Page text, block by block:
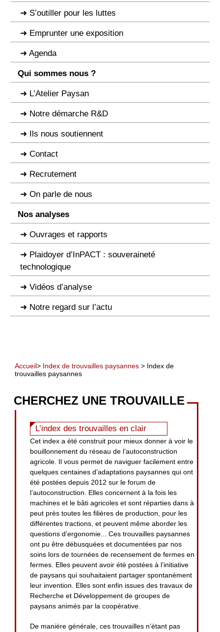
S’outiller pour les luttes
Emprunter une exposition
Agenda
Qui sommes nous ?
L’Atelier Paysan
Notre démarche R&D
Ils nous soutiennent
Contact
Recrutement
On parle de nous
Nos analyses
Ouvrages et rapports
Plaidoyer d’InPACT : souveraineté
technologique
Vidéos d’analyse
Notre regard sur l’actu
Accueil> Index de trouvailles paysannes > Index de
trouvailles paysannes
CHERCHEZ UNE TROUVAILLE
L’index des trouvailles en clair
Cet index a été construit pour mieux donner à voir le
bouillonnement du réseau de l’autoconstruction
agricole. Il vous permet de naviguer facilement entre
quelques centaines d’adaptations paysannes qui ont
été postées depuis 2012 sur le forum de
l’autoconstruction. Elles concernent à la fois les
machines et le bâti agricoles et sont réparties dans à
peut près toutes les filières de production, pour les
différentes tractions, et peuvent même aborder les
questions d’ergonomie... Ces trouvailles paysannes
ont pu être débusquées et documentées par nos
soins lors de tournées de recensement de fermes en
fermes. Elles peuvent avoir été postées à l’initiative
de paysans qui souhaitaient partager spontanément
leur invention. Elles sont enfin issues des travaux de
Recherche et Développement de groupes de
paysans animés par la coopérative.
De manière générale, ces trouvailles n’étant pas